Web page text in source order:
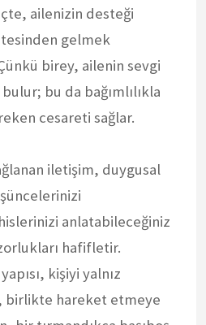
ailenizin desteği
gelmek
birey, ailenin sevgi
bu da bağımlılıkla
cesareti sağlar.
iletişim, duygusal
anlatabileceğiniz
hafifletir.
kişiyi yalnız
birlikte hareket etmeye